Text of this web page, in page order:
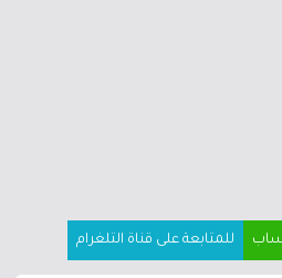
للمتابعة على قناة التلغرام